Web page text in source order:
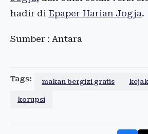
hadir di Epaper Harian Jogja.
Sumber : Antara
Tags: makan bergizi gratis
korupsi